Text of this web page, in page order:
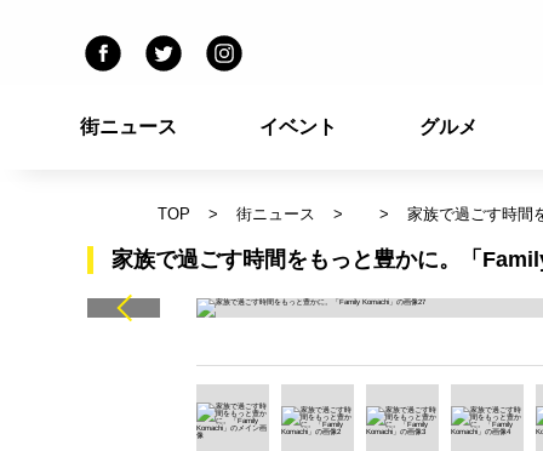
街ニュース イベント グルメ
TOP 街ニュース 家族で過ごす時間
家族で過ごす時間をもっと豊かに。「